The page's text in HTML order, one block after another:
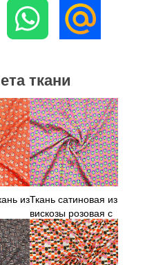
ткани
изТкань сатиновая из
вискозы розовая с
принтом